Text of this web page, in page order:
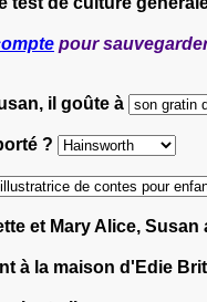
pour
il goûte à
?
et Mary Alice,
à la maison d'Edie